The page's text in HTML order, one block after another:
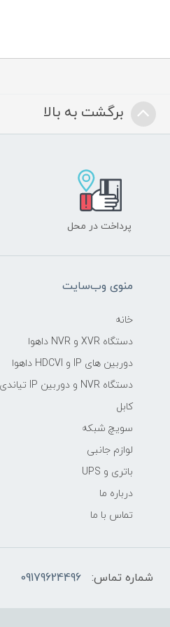
برگشت به بالا
پرداخت در محل
منوی وب‌سایت
خانه
دستگاه XVR و NVR داهوا
دوربین های IP و HDCVI داهوا
دستگاه NVR و دوربین IP تیاندی
کابل
سویچ شبکه
لوازم جانبی
باتری و UPS
درباره ما
تماس با ما
شماره تماس: 09179624496